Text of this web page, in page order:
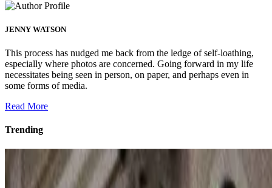
JENNY WATSON
This process has nudged me back from the ledge of self-loathing,
especially where photos are concerned. Going forward in my life
necessitates being seen in person, on paper, and perhaps even in
some forms of media.
Read More
Trending